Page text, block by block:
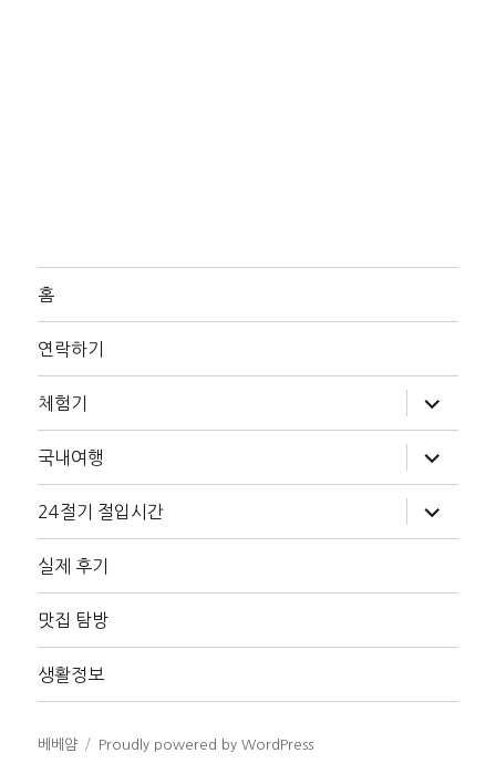
홈
연락하기
체험기
위
메
확
장
국내여행
위
메
확
장
24절기 절입시간
위
메
장
실제 후기
맛집 탐방
생활정보
베베얌 Proudly powered by WordPress